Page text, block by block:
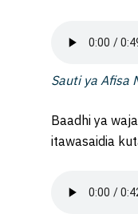
Sauti ya Afisa
Baadhi ya
itawasaidia